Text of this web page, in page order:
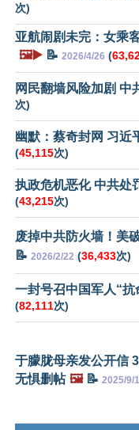
次)
亚航闹剧未完：女乘
🖼️▶️ 📝 2026/4/26 (
网民翻墙风险加剧 中
次)
幽默：蔡奇封网 习近
(45,115次)
执政危机恶化 中共处
(43,215次)
废掉中共防火墙！美
📝 2026/2/22 (36,433次)
一封号召中国军人“
(82,111次)
于朦胧母亲发公开信
无惧删帖 🖼️📝 2025/9/